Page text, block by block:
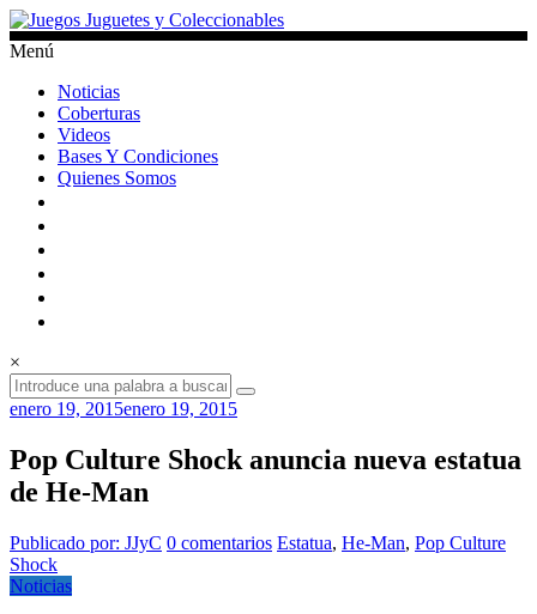
Saltar
al
contenido
Juguetes
Coleccionables
Noticias
para
coleccionistas.
Menú
Noticias
Coberturas
Videos
Bases Y Condiciones
Quienes Somos
×
enero 19, 2015enero 19, 2015
Pop Culture Shock anuncia nueva estatua
de He-Man
Publicado por: JJyC 0 comentarios Estatua, He-Man, Pop Culture
Shock
Noticias